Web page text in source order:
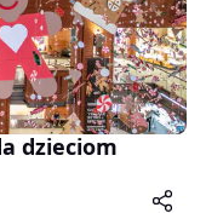
dzieciom